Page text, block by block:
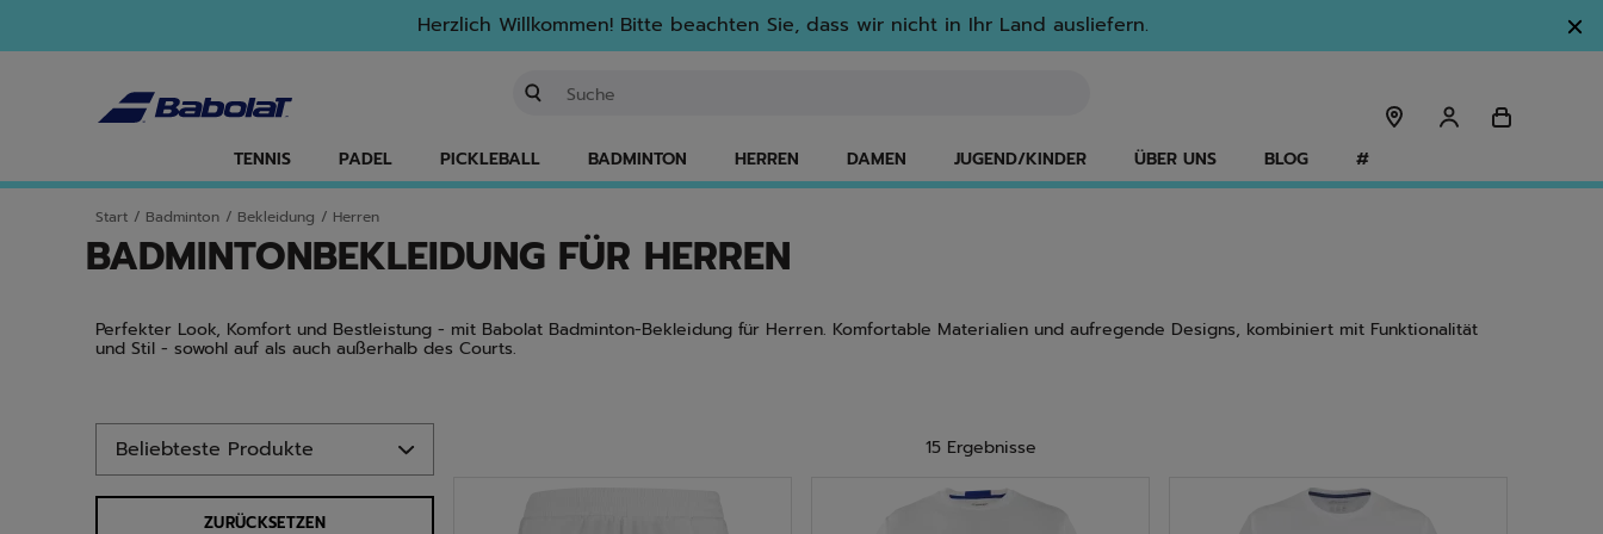
Herzlich Willkommen! Bitte beachten Sie, dass wir nicht in Ihr Land ausliefern.
TENNIS PADEL PICKLEBALL BADMINTON HERREN DAMEN JUGEND/KINDER ÜBER UNS BLOG #
Start / Badminton / Bekleidung / Herren
BADMINTONBEKLEIDUNG FÜR HERREN
Perfekter Look, Komfort und Bestleistung - mit Babolat Badminton-Bekleidung für Herren. Komfortable Materialien und aufregende Designs, kombiniert mit Funktionalität
und Stil - sowohl auf als auch außerhalb des Courts.
Zu den Produkten springen
15 Ergebnisse
ZURÜCKSETZEN